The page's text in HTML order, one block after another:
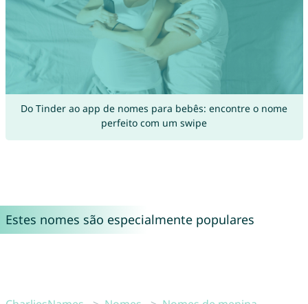
Do Tinder ao app de nomes para bebês: encontre o nome
perfeito com um swipe
Estes nomes são especialmente populares